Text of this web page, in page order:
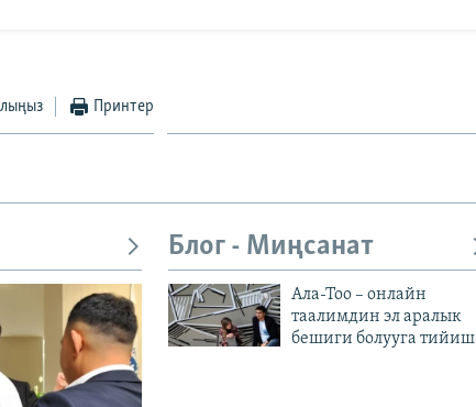
Принтер
Блог - Миңсанат
Ала-Тоо – онлайн
таалимдин эл аралык
бешиги болууга тийиш